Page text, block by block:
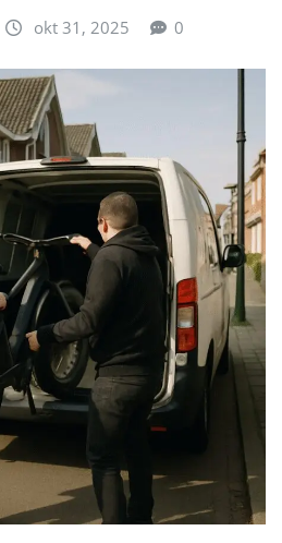
okt 31, 2025 0